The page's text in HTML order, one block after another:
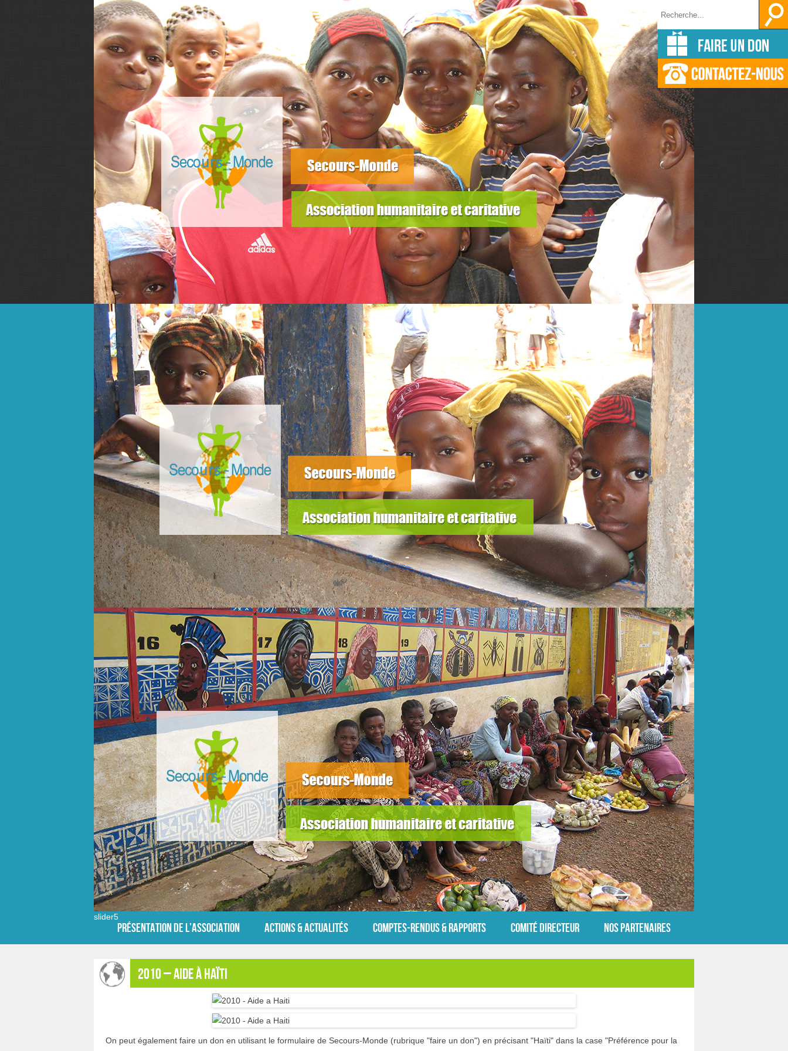
slider3
slider4
slider5
Présentation de l’Association Actions & Actualités Comptes-rendus & Rapports Comité Directeur Nos partenaires
2010 – Aide à Haïti
On peut également faire un don en utilisant le formulaire de Secours-Monde (rubrique "faire un don") en précisant "Haïti" dans la case "Préférence pour la